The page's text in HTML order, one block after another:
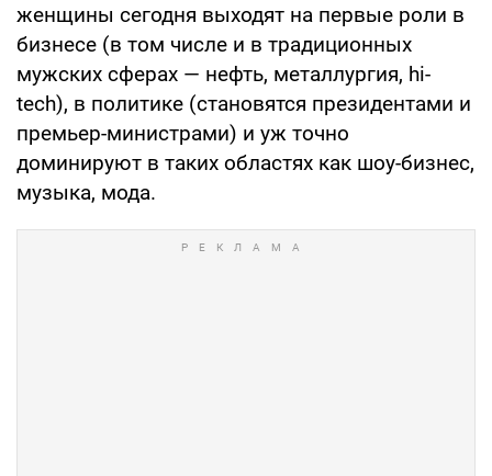
женщины сегодня выходят на первые роли в
бизнесе (в том числе и в традиционных
мужских сферах — нефть, металлургия, hi-
tech), в политике (становятся президентами и
премьер-министрами) и уж точно
доминируют в таких областях как шоу-бизнес,
музыка, мода.